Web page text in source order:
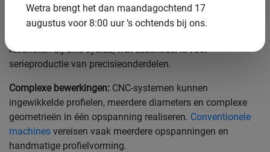
Nauwkeurigheid en herhaalbaarheid:CNC-machines
elimineren menselijke variaties en kunnen toleranties
resultaten bij elke cyclus, wat essentieel is voor
serieproductie van precisieonderdelen.
Complexe bewerkingen: CNC-systemen kunnen
ingewikkelde profielen, meerdere diameters en complexe
geometrieën in één opspanning realiseren. Conventionele
machines vereisen vaak meerdere opspanningen en
handmatige profielvorming.
Wetra brengt het dan maandagochtend 17
augustus voor 8:00 uur ’s ochtends bij ons.